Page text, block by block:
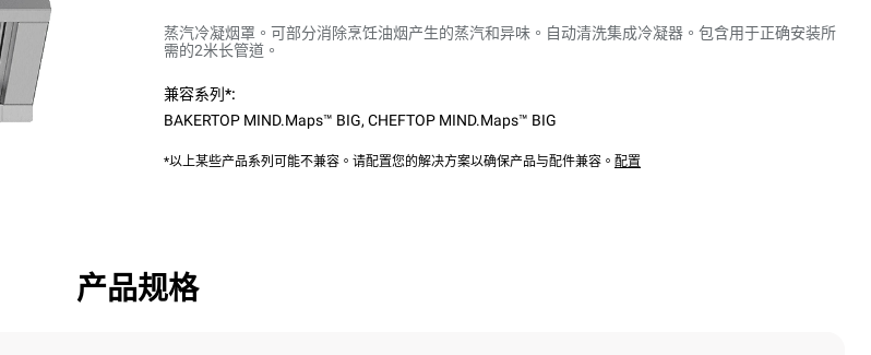
蒸汽冷凝烟罩。可部分消除烹饪油烟产生的蒸汽和异味。自动清洗集成冷凝器。包含用于正确安装所
需的2米长管道。
兼容系列*:
BAKERTOP MIND.Maps™ BIG, CHEFTOP MIND.Maps™ BIG
*以上某些产品系列可能不兼容。请配置您的解决方案以确保产品与配件兼容。 配置
产品规格